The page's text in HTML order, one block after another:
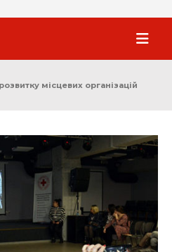
місцевих організацій